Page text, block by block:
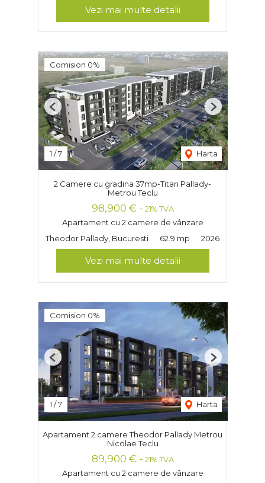
Vezi mai multe detalii
Comision 0%
1 /7 Harta
Previous Next
2 Camere cu gradina 37mp-Titan Pallady-
Metrou Teclu
98,900 € + 21% TVA
Apartament cu 2 camere de vânzare
Theodor Pallady, Bucuresti
62.9 mp 2026
Vezi mai multe detalii
Comision 0%
1 /7 Harta
Previous Next
Apartament 2 camere Theodor Pallady Metrou
Nicolae Teclu
89,900 € + 21% TVA
Apartament cu 2 camere de vânzare